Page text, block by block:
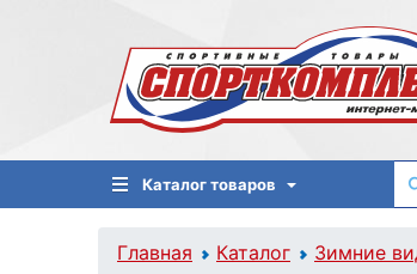
Каталог товаров
Главная Каталог Зимние